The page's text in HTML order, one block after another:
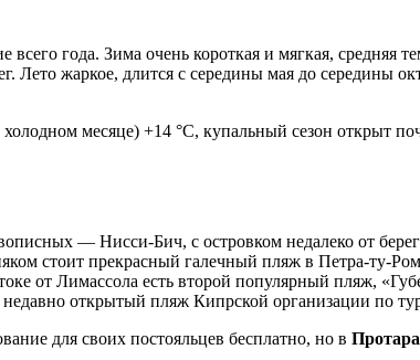
года. Зима очень короткая и мягкая, средняя
Лето жаркое, длится с середины мая до середины
месяце) +14 °C, купальный сезон открыт
— Нисси-Бич, с островком недалеко от
стоит прекрасный галечный пляж в Петра-ту-
от Лимассола есть второй популярный пляж,
открытый пляж Кипрской организации по
для своих постояльцев бесплатно, но в